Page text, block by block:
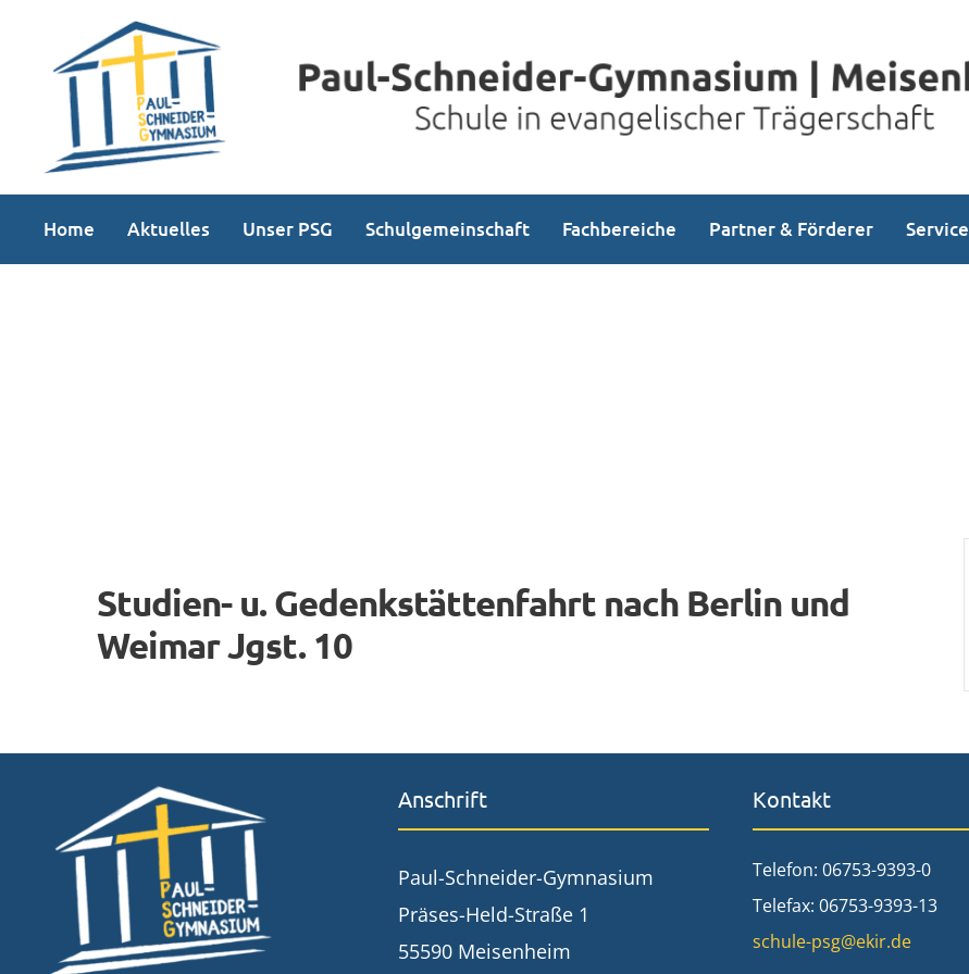
Home Aktuelles Unser PSG Schulgemeinschaft Fachbereiche Partner & Förderer Service
Studien- u. Gedenkstättenfahrt nach Berlin und
Weimar Jgst. 10
Anschrift
Paul-Schneider-Gymnasium
Präses-Held-Straße 1
55590 Meisenheim
Kontakt
Telefon: 06753-9393-0
Telefax: 06753-9393-13
schule-psg@ekir.de